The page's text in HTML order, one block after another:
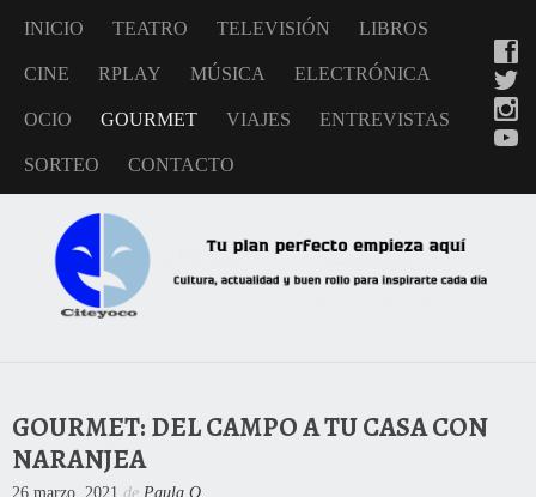
INICIO TEATRO TELEVISIÓN LIBROS
CINE RPLAY MÚSICA ELECTRÓNICA
OCIO GOURMET VIAJES ENTREVISTAS
SORTEO CONTACTO
GOURMET: DEL CAMPO A TU CASA CON
NARANJEA
26 marzo, 2021 de Paula O.